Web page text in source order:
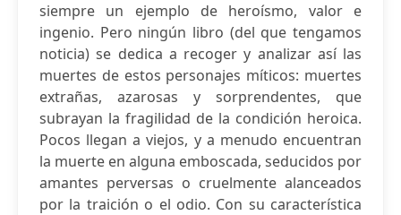
siempre un ejemplo de heroísmo, valor e
ingenio. Pero ningún libro (del que tengamos
noticia) se dedica a recoger y analizar así las
muertes de estos personajes míticos: muertes
extrañas, azarosas y sorprendentes, que
subrayan la fragilidad de la condición heroica.
Pocos llegan a viejos, y a menudo encuentran
la muerte en alguna emboscada, seducidos por
amantes perversas o cruelmente alanceados
por la traición o el odio. Con su característica